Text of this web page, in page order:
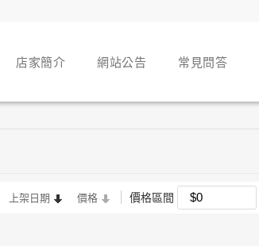
店家簡介 網站公告 常見問答
上架日期 價格 價格區間